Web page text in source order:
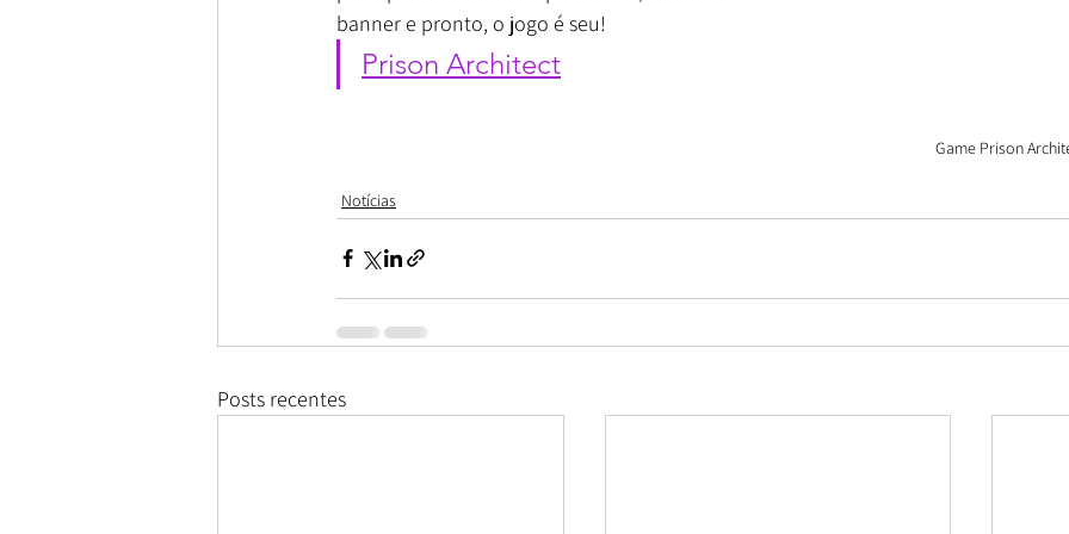
Game Prison
banner e pronto, o jogo é seu!
Prison Architect
Notícias
Posts recentes